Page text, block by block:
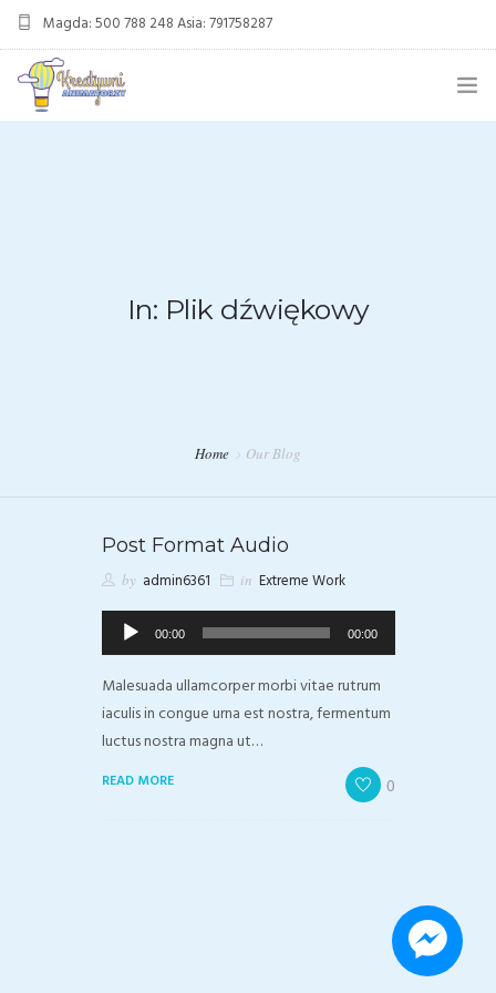
Magda: 500 788 248 Asia: 791758287
kreatywnianimatorzy@gmail.com
In: Plik dźwiękowy
Home Our Blog
Post Format Audio
by admin6361 in Extreme Work
Odtwarzacz
plików
dźwiękowych
00:00 00:00
Malesuada ullamcorper morbi vitae rutrum
iaculis in congue urna est nostra, fermentum
luctus nostra magna ut…
READ MORE 0